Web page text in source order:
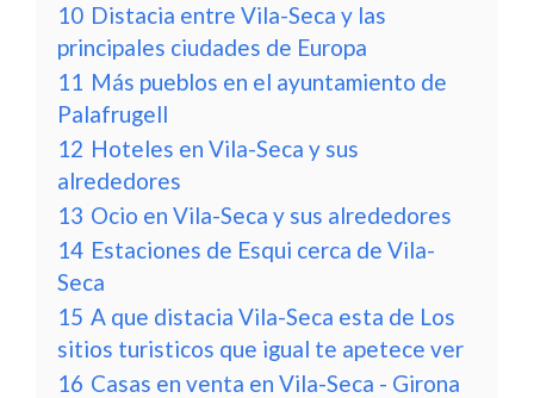
10 Distacia entre Vila-Seca y las
principales ciudades de Europa
11 Más pueblos en el ayuntamiento de
Palafrugell
12 Hoteles en Vila-Seca y sus
alrededores
13 Ocio en Vila-Seca y sus alrededores
14 Estaciones de Esqui cerca de Vila-
Seca
15 A que distacia Vila-Seca esta de Los
sitios turisticos que igual te apetece ver
16 Casas en venta en Vila-Seca - Girona